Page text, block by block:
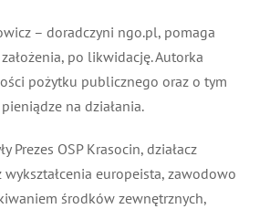
– doradczyni ngo.pl, pomaga
po likwidację. Autorka
pożytku publicznego oraz o tym
na działania.
Prezes OSP Krasocin, działacz
wykształcenia europeista, zawodowo
środków zewnętrznych,